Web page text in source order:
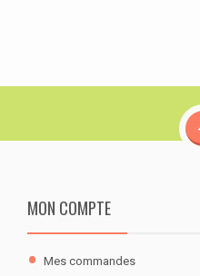
MON COMPTE
Mes commandes